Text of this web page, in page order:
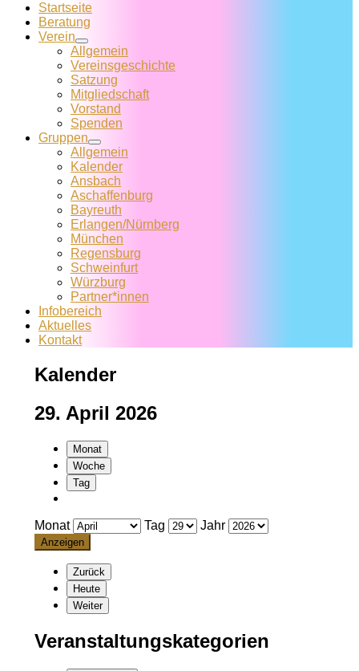
Startseite
Beratung
Verein
Allgemein
Vereins­geschichte
Satzung
Mitglied­schaft
Vorstand
Spenden
Gruppen
Allgemein
Kalender
Ansbach
Aschaffenburg
Bayreuth
Erlangen/Nürnberg
München
Regensburg
Schweinfurt
Würzburg
Partner*innen
Infobereich
Aktuelles
Kontakt
Kalender
29. April 2026
Monat
Woche
Tag
Monat Tag Jahr
Zurück
Heute
Weiter
Veranstaltungskategorien